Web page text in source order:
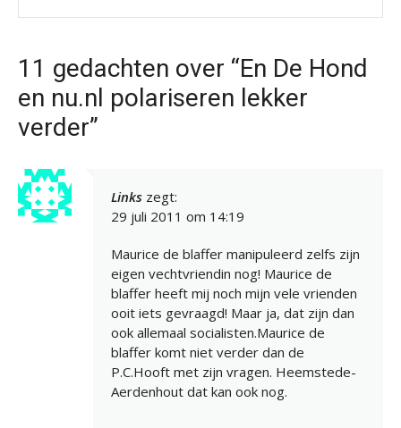
11 gedachten over “En De Hond
en nu.nl polariseren lekker
verder”
Links zegt:
29 juli 2011 om 14:19
Maurice de blaffer manipuleerd zelfs zijn
eigen vechtvriendin nog! Maurice de
blaffer heeft mij noch mijn vele vrienden
ooit iets gevraagd! Maar ja, dat zijn dan
ook allemaal socialisten.Maurice de
blaffer komt niet verder dan de
P.C.Hooft met zijn vragen. Heemstede-
Aerdenhout dat kan ook nog.